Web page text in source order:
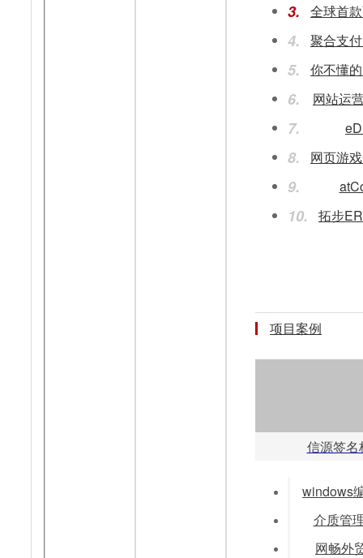
3.
4.
5.
6.
网站运
7.
8.
9.
10. 拓步
项目案例
信源签名
介质管
网畅外